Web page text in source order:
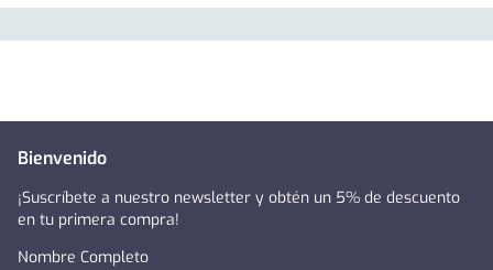
Bienvenido
¡Suscríbete a nuestro newsletter y obtén un 5% de descuento
en tu primera compra!
Nombre Completo